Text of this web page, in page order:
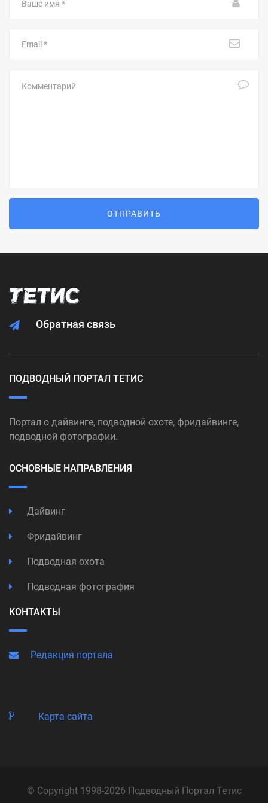
имя
ОТПРАВИТЬ
Обратная связь
ПОДВОДНЫЙ ПОРТАЛ ТЕТИС
Портал о дайвинге, подводной охоте, фридайвинге,
подводной фотографии.
ОСНОВНЫЕ НАПРАВЛЕНИЯ
Дайвинг
Фридайвинг
Подводная охота
Подводная фотография
КОНТАКТЫ
Редакция портала
Карта сайта
© Copyright 1998-2026 Подводный Портал Тетис